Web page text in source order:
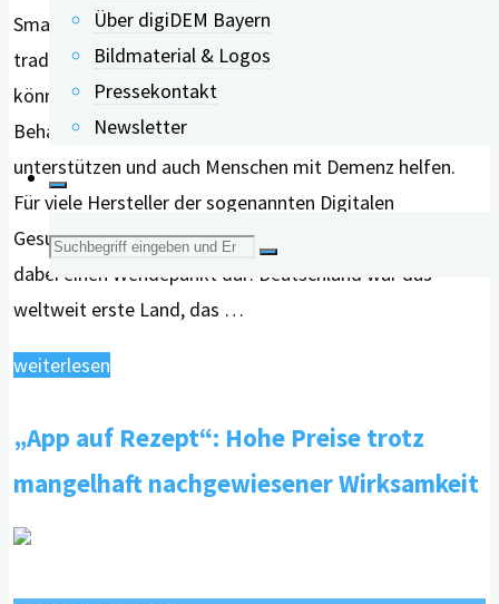
Über digiDEM Bayern
Bildmaterial & Logos
Pressekontakt
Newsletter
Suche
nach:
Smartphone-Anwendungen ergänzen mehr und mehr die
traditionelle Gesundheitsversorgung: Sie
können Patientinnen und Patienten bei der Prävention,
Behandlung oder Heilung von Erkrankungen
unterstützen und auch Menschen mit Demenz helfen.
Für viele Hersteller der sogenannten Digitalen
Gesundheitsanwendungen (DiGA) stellte das Jahr 2019
dabei einen Wendepunkt dar: Deutschland war das
weltweit erste Land, das …
weiterlesen
Apps
auf
„App auf Rezept“: Hohe Preise trotz
mangelhaft nachgewiesener Wirksamkeit